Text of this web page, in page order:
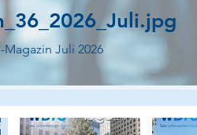
Magazin Juli 2026